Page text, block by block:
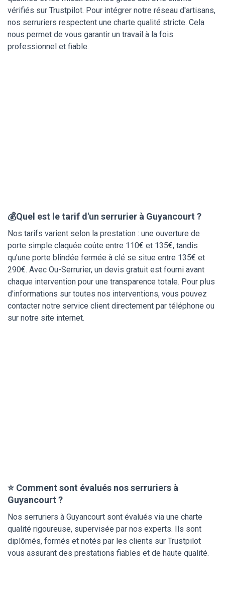
vérifiés sur Trustpilot. Pour intégrer notre réseau d'artisans,
nos serruriers respectent une charte qualité stricte. Cela
nous permet de vous garantir un travail à la fois
professionnel et fiable.
💰Quel est le tarif d'un serrurier à Guyancourt ?
Nos tarifs varient selon la prestation : une ouverture de
porte simple claquée coûte entre 110€ et 135€, tandis
qu’une porte blindée fermée à clé se situe entre 135€ et
290€. Avec Ou-Serrurier, un devis gratuit est fourni avant
chaque intervention pour une transparence totale. Pour plus
d'informations sur toutes nos interventions, vous pouvez
contacter notre service client directement par téléphone ou
sur notre site internet.
⭐ Comment sont évalués nos serruriers à
Guyancourt ?
Nos serruriers à Guyancourt sont évalués via une charte
qualité rigoureuse, supervisée par nos experts. Ils sont
diplômés, formés et notés par les clients sur Trustpilot
vous assurant des prestations fiables et de haute qualité.